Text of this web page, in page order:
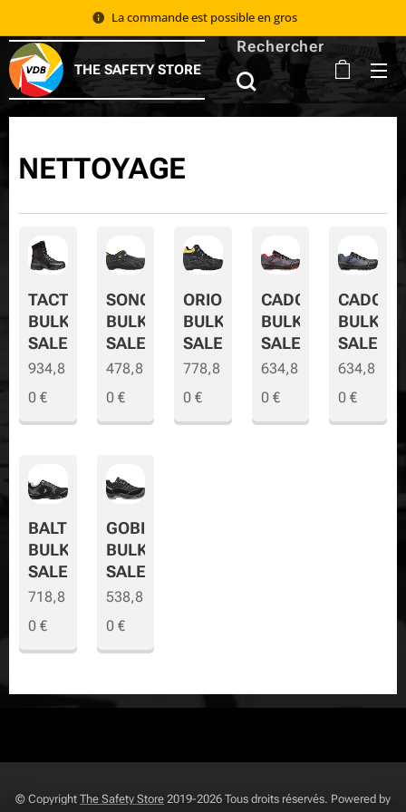
La commande est possible en gros 📦
THE SAFETY STORE
Rechercher
NETTOYAGE
TACTIC
BULK
SALE
934,8
0 €
SONORA
BULK
SALE
478,8
0€
ORION
BULK
SALE
778,8
0 €
CADOR
BULK
SALE
634,8
0€
CADOR-
BULK-
SALE
634,8
0 €
BALTO
BULK
SALE
718,8
0 €
GOBI
BULK
SALE
538,8
0€
© Copyright The Safety Store 2019-2026 Tous droits réservés. Powered by